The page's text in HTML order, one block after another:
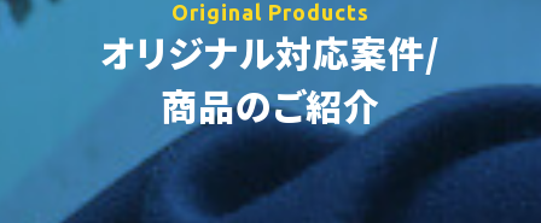
Original Products
オリジナル対応案件/
商品のご紹介